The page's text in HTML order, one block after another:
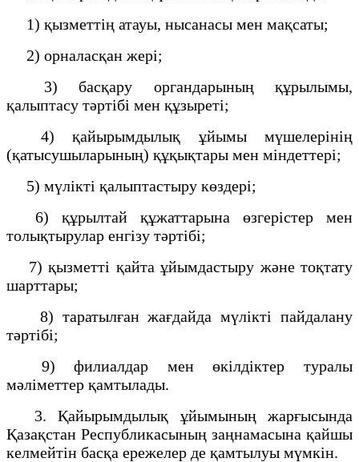
1) қызметтің атауы, нысанасы мен мақсаты;
2) орналасқан жері;
3) басқару органдарының құрылымы,
қалыптасу тәртібі мен құзыреті;
4) қайырымдылық ұйымы мүшелерінің
(қатысушыларының) құқықтары мен міндеттері;
5) мүлікті қалыптастыру көздері;
6) құрылтай құжаттарына өзгерістер мен
толықтырулар енгізу тәртібі;
7) қызметті қайта ұйымдастыру және тоқтату
шарттары;
8) таратылған жағдайда мүлікті пайдалану
тәртібі;
9) филиалдар мен өкілдіктер туралы
мәліметтер қамтылады.
3. Қайырымдылық ұйымының жарғысында
Қазақстан Республикасының заңнамасына қайшы
келмейтін басқа ережелер де қамтылуы мүмкін.